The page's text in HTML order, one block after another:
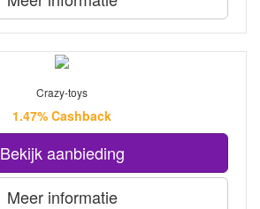
Crazy-toys
1.47% Cashback
Bekijk aanbieding
Meer informatie